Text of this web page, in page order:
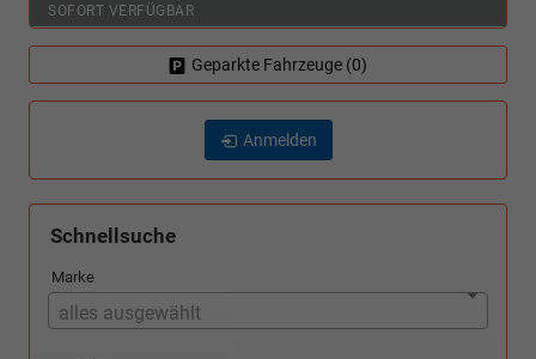
SOFORT VERFÜGBAR
Geparkte Fahrzeuge (0)
Anmelden
Schnellsuche
Marke
alles ausgewählt